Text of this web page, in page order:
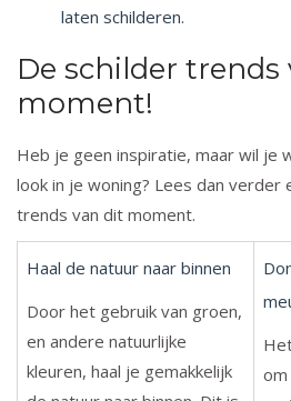
laten schilderen.
De schilder trends
moment!
Heb je geen inspiratie, maar wil je
look in je woning? Lees dan verder
trends van dit moment.
Haal de natuur naar binnen
Door het gebruik van groen,
en andere natuurlijke
kleuren, haal je gemakkelijk